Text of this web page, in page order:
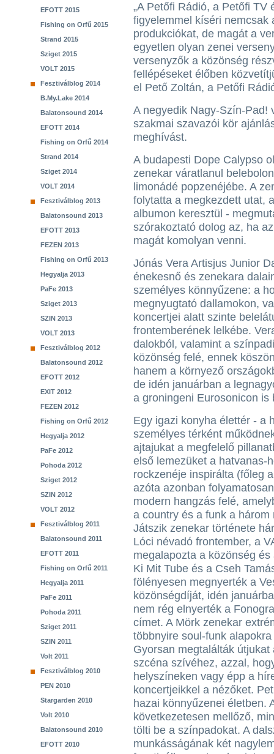
EFOTT 2015
Fishing on Orfű 2015
Strand 2015
Sziget 2015
VOLT 2015
Fesztiválblog 2014
B.My.Lake 2014
Balatonsound 2014
EFOTT 2014
Fishing on Orfű 2014
Strand 2014
Sziget 2014
VOLT 2014
Fesztiválblog 2013
Balatonsound 2013
EFOTT 2013
FEZEN 2013
Fishing on Orfű 2013
Hegyalja 2013
PaFe 2013
Sziget 2013
SZIN 2013
VOLT 2013
Fesztiválblog 2012
Balatonsound 2012
EFOTT 2012
EXIT 2012
FEZEN 2012
Fishing on Orfű 2012
Hegyalja 2012
PaFe 2012
Pohoda 2012
Sziget 2012
SZIN 2012
VOLT 2012
Fesztiválblog 2011
Balatonsound 2011
EFOTT 2011
Fishing on Orfű 2011
Hegyalja 2011
PaFe 2011
Pohoda 2011
Sziget 2011
SZIN 2011
Volt 2011
Fesztiválblog 2010
PEN 2010
Stargarden 2010
Volt 2010
Balatonsound 2010
EFOTT 2010
„A Petőfi Rádió, a Petőfi TV
figyelemmel kíséri nemcsak
produkciókat, de magát a
egyetlen olyan zenei
versenyzők a közönség
fellépéseket élőben
el Pető Zoltán, a Petőfi
A negyedik Nagy-Szín-Pad!
szakmai szavazói kör
meghívást.
A budapesti Dope Calypso
zenekar váratlanul
limonádé popzenéjébe. A
folytatta a megkezdett utat,
albumon keresztül -
szórakoztató dolog az, ha
magát komolyan venni.
Jónás Vera Artisjus Junior
énekesnő és zenekara
személyes könnyűzene: a
megnyugtató dallamokon,
koncertjei alatt szinte
frontemberének lelkébe.
dalokból, valamint a
közönség felé, ennek
hanem a környező
de idén januárban a
a groningeni Eurosonicon is
Egy igazi konyha élettér - a
személyes térként
ajtajukat a megfelelő
első lemezüket a hatvanas-
rockzenéje inspirálta (főleg
azóta azonban
modern hangzás felé,
a country és a funk a
Játszik zenekar története
Lóci névadó frontember, a
megalapozta a közönség
Ki Mit Tube és a Cseh
fölényesen megnyerték a
közönségdíját, idén
nem rég elnyerték a
címet. A Mörk zenekar
többnyire soul-funk
Gyorsan megtalálták
szcéna szívéhez, azzal,
helyszíneken vagy épp a
koncertjeikkel a nézőket.
hazai könnyűzenei életben.
következetesen mellőző,
tölti be a színpadokat. A
munkásságának két